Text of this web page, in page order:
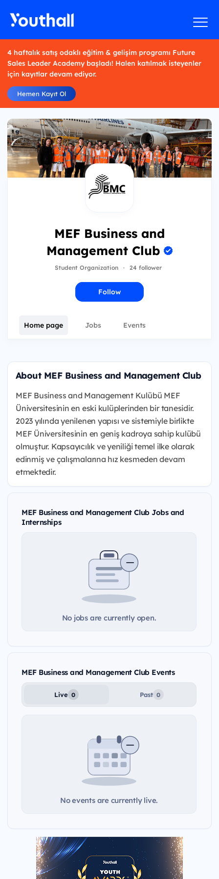
4 haftalık satış odaklı eğitim & gelişim programı Future
Sales Leader Academy başladı! Halen katılmak isteyenler
için kayıtlar devam ediyor.
Hemen Kayıt Ol
MEF Business and
Management Club
Student Organization · 24 follower
Follow
Home page Jobs Events
About MEF Business and Management Club
MEF Business and Management Kulübü MEF
Üniversitesinin en eski kulüplerinden bir tanesidir.
2023 yılında yenilenen yapısı ve sistemiyle birlikte
MEF Üniversitesinin en geniş kadroya sahip kulübü
olmuştur. Kapsayıcılık ve yeniliği temel ilke olarak
edinmiş ve çalışmalarına hız kesmeden devam
etmektedir.
MEF Business and Management Club Jobs and
Internships
No jobs are currently open.
MEF Business and Management Club Events
Live 0 Past 0
No events are currently live.